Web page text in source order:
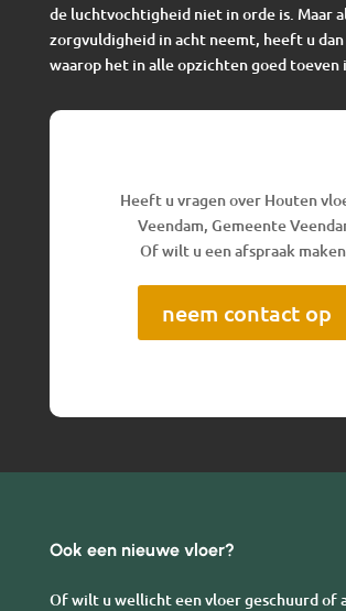
de luchtvochtigheid niet in orde is. Maar
zorgvuldigheid in acht neemt, heeft u
waarop het in alle opzichten goed toeven
Heeft u vragen over Houten
Veendam, Gemeente
Of wilt u een afspraak
neem contact op
Ook een nieuwe vloer?
Of wilt u wellicht een vloer geschuurd of